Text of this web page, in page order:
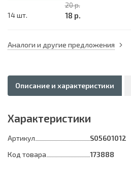
14 шт.
20 р.
18 р.
Аналоги и другие предложения
Описание и характеристики
Характеристики
Артикул
S05601012
Код товара
173888